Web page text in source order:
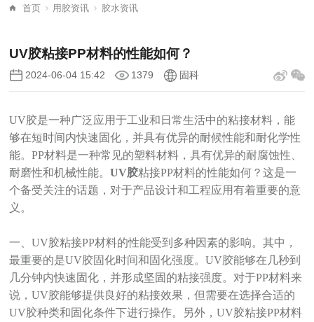
首页 用胶资讯 胶水资讯
UV胶粘接PP材料的性能如何？
2024-06-04 15:42 1379 固科
UV胶是一种广泛应用于工业和日常生活中的粘接材料，能
够在短时间内快速固化，并具有优异的耐候性能和耐化学性
能。PP材料是一种常见的塑料材料，具有优异的耐腐蚀性、
耐磨性和机械性能。UV胶粘接PP材料的性能如何？这是一
个备受关注的话题，对于产品设计和工程应用有着重要的意
义。
一、UV胶粘接PP材料的性能受到多种因素的影响。其中，
最重要的是UV胶固化时间和固化强度。UV胶能够在几秒到
几分钟内快速固化，并形成坚固的粘接强度。对于PP材料来
说，UV胶能够提供良好的粘接效果，但需要在选择合适的
UV胶种类和固化条件下进行操作。另外，UV胶粘接PP材料